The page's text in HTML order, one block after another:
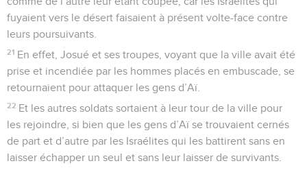
fuyaient vers le désert faisaient à présent volte-face contre
leurs poursuivants.
21 En effet, Josué et ses troupes, voyant que la ville avait été
prise et incendiée par les hommes placés en embuscade, se
retournaient pour attaquer les gens d’Aï.
22 Et les autres soldats sortaient à leur tour de la ville pour
les rejoindre, si bien que les gens d’Aï se trouvaient cernés
de part et d’autre par les Israélites qui les battirent sans en
laisser échapper un seul et sans leur laisser de survivants.